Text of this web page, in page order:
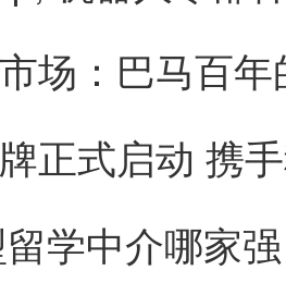
场：巴马百
学中介哪家